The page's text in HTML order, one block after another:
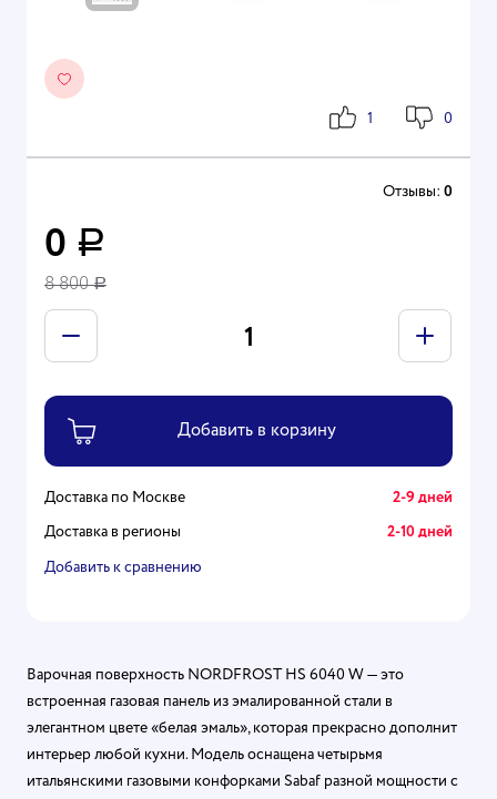
1 0
Отзывы: 0
0 Р
8 800Р
Доставка по Москве 2-9 дней
Доставка в регионы 2-10 дней
Добавить к сравнению
Варочная поверхность NORDFROST HS 6040 W — это
встроенная газовая панель из эмалированной стали в
элегантном цвете «белая эмаль», которая прекрасно дополнит
интерьер любой кухни. Модель оснащена четырьмя
итальянскими газовыми конфорками Sabaf разной мощности с